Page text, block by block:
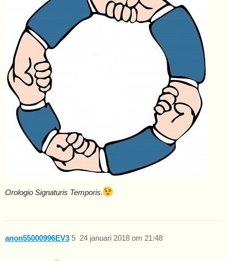
Orologio Signaturis Temporis.
anon55000996EV3 24 januari 2018 om 21:48
5